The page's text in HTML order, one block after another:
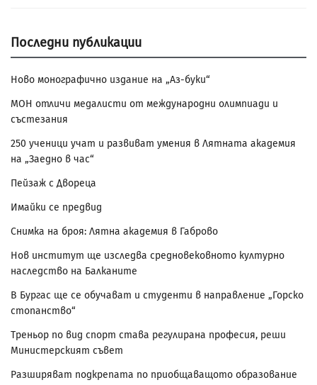
Последни публикации
Ново монографично издание на „Аз-буки“
МОН отличи медалисти от международни олимпиади и
състезания
250 ученици учат и развиват умения в Лятната академия
на „Заедно в час“
Пейзаж с Двореца
Имайки се предвид
Снимка на броя: Лятна академия в Габрово
Нов институт ще изследва средновековното културно
наследство на Балканите
В Бургас ще се обучават и студенти в направление „Горско
стопанство“
Треньор по вид спорт става регулирана професия, реши
Министерският съвет
Разширяват подкрепата по приобщаващото образование